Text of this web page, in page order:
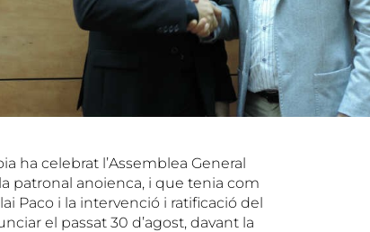
ha celebrat l’Assemblea General
patronal anoienca, i que tenia com
Paco i la intervenció i ratificació del
el passat 30 d’agost, davant la